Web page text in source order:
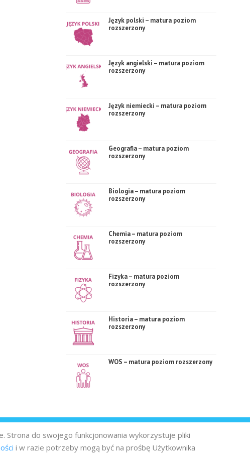
Język polski – matura poziom
rozszerzony
Język angielski – matura poziom
rozszerzony
Język niemiecki – matura poziom
rozszerzony
Geografia – matura poziom
rozszerzony
Biologia – matura poziom
rozszerzony
Chemia – matura poziom
rozszerzony
Fizyka – matura poziom
rozszerzony
Historia – matura poziom
rozszerzony
WOS – matura poziom rozszerzony
Strona do swojego funkcjonowania wykorzystuje pliki
i w razie potrzeby mogą być na prośbę Użytkownika